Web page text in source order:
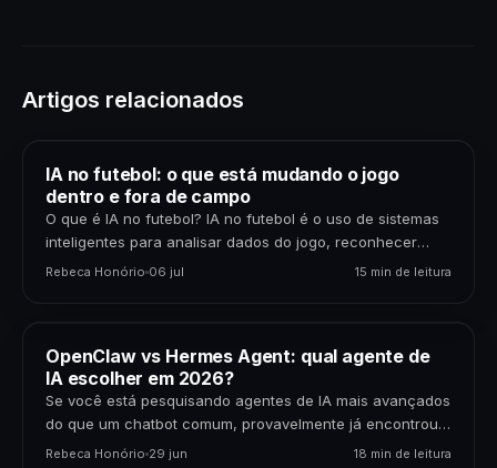
Artigos relacionados
IA no futebol: o que está mudando o jogo
dentro e fora de campo
O que é IA no futebol? IA no futebol é o uso de sistemas
inteligentes para analisar dados do jogo, reconhecer
padrões, gerar previsões,…
Rebeca Honório 06 jul 15 min de leitura
OpenClaw vs Hermes Agent: qual agente de
IA escolher em 2026?
Se você está pesquisando agentes de IA mais avançados
do que um chatbot comum, provavelmente já encontrou
dois nomes: OpenClaw e Hermes Agent. Os…
Rebeca Honório 29 jun 18 min de leitura